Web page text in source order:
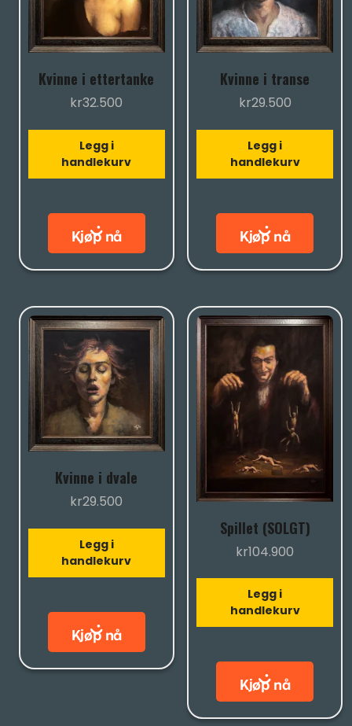
Kvinne i ettertanke
kr32.500
Legg i
handlekurv
Kvinne i transe
kr29.500
Legg i
handlekurv
Kvinne i dvale
kr29.500
Legg i
handlekurv
Spillet (SOLGT)
kr104.900
Legg i
handlekurv